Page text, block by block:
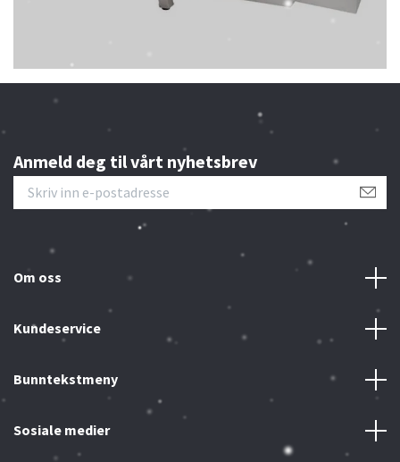
Anmeld deg til vårt nyhetsbrev
Om oss
Kundeservice
Bunntekstmeny
Sosiale medier